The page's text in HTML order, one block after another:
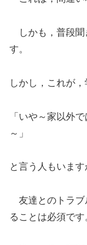
しかも，普段聞
す。
しかし，これが
「いや～家以外
～」
と言う人もいま
友達とのトラブ
ることは必須です